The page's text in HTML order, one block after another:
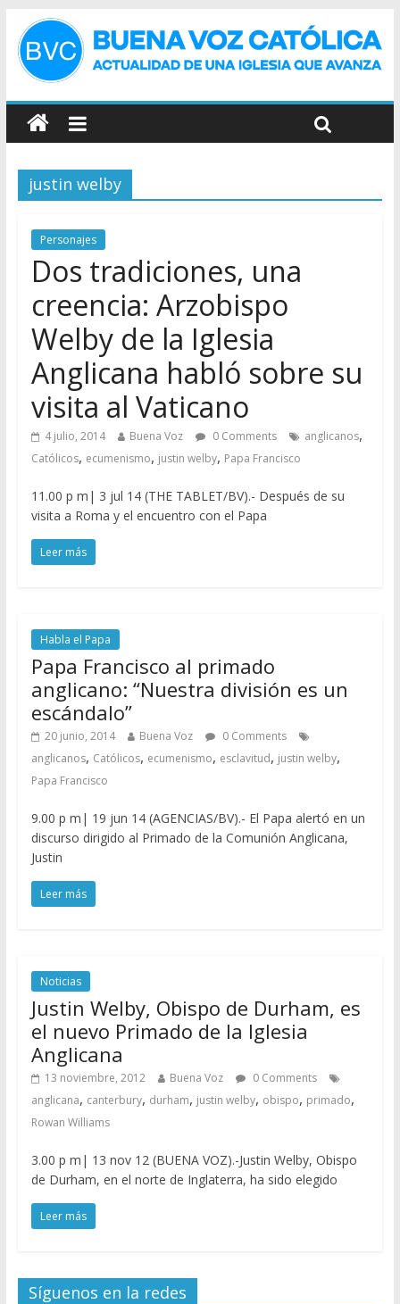
justin welby
Personajes
Dos tradiciones, una
creencia: Arzobispo
Welby de la Iglesia
Anglicana habló sobre su
visita al Vaticano
4 julio, 2014 Buena Voz 0 Comments anglicanos,
Católicos, ecumenismo, justin welby, Papa Francisco
11.00 p m| 3 jul 14 (THE TABLET/BV).- Después de su
visita a Roma y el encuentro con el Papa
Leer más
Habla el Papa
Papa Francisco al primado
anglicano: “Nuestra división es un
escándalo”
20 junio, 2014 Buena Voz
0 Comments
anglicanos, Católicos, ecumenismo, esclavitud, justin welby,
Papa Francisco
9.00 p m| 19 jun 14 (AGENCIAS/BV).- El Papa alertó en un
discurso dirigido al Primado de la Comunión Anglicana,
Justin
Leer más
Noticias
Justin Welby, Obispo de Durham, es
el nuevo Primado de la Iglesia
Anglicana
13 noviembre, 2012 Buena Voz
0 Comments
anglicana, canterbury, durham, justin welby, obispo, primado,
Rowan Williams
3.00 p m| 13 nov 12 (BUENA VOZ).-Justin Welby, Obispo
de Durham, en el norte de Inglaterra, ha sido elegido
Leer más
Síguenos en la redes